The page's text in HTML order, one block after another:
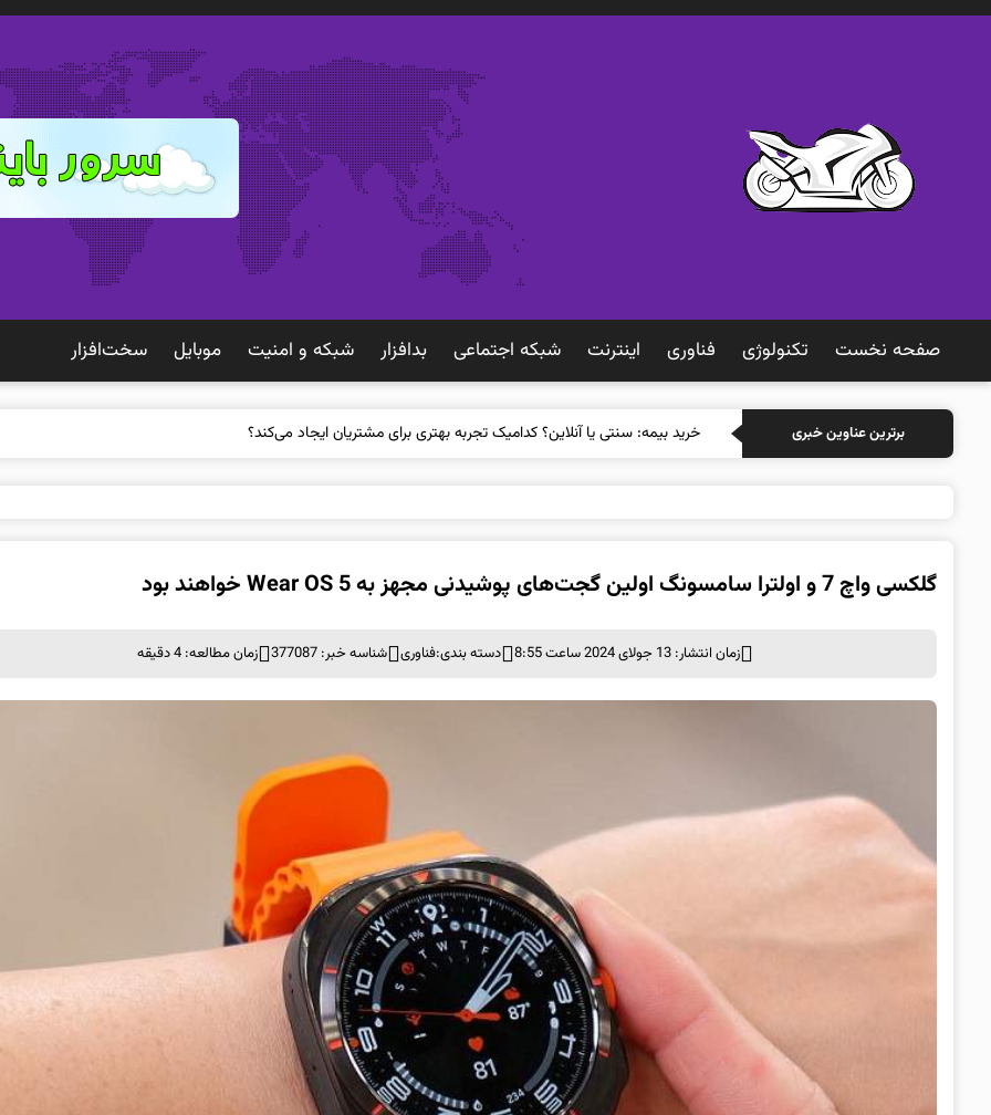
صفحه نخست تکنولوژی فناوری اينترنت شبكه اجتماعی بدافزار شبكه و امنيت موبايل سخت‌افزار
برترین عناوین خبری خرید ب
گلکسی واچ 7 و اولترا سامسونگ اولین گجت‌های پوشیدنی مجهز به Wear OS 5 خواهند بود
زمان انتشار: 13 جولای 2024 ساعت 8:55 دسته بندی:فناوری شناسه خبر: 377087 زمان مطالعه: 4 دقیقه